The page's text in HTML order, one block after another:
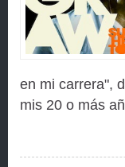
en mi carrera",
mis 20 o más